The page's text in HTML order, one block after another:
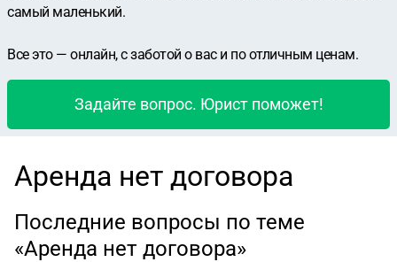
самый маленький.
Все это — онлайн, с заботой о вас и по отличным ценам.
Задайте вопрос. Юрист поможет!
Аренда нет договора
Последние вопросы по теме
«Аренда нет договора»